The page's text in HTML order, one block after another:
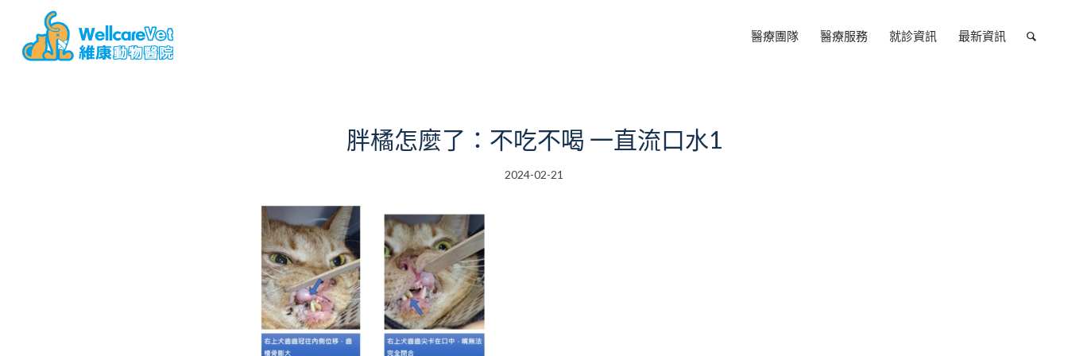
醫療團隊 醫療服務 就診資訊 最新資訊
胖橘怎麼了：不吃不喝 一直流口水1
2024-02-21